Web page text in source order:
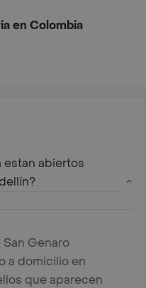
en Colombia
estan abiertos
Genaro
a domicilio en
que aparecen